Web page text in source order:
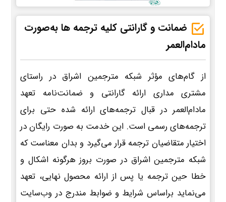
ضمانت و گارانتی کلیه ترجمه ها به‌صورت
مادام‌العمر
از گام‌های مؤثر شبکه مترجمین اشراق در راستای
مشتری مداری ارائه گارانتی و ضمانت‌نامه تعهد
مادام‌العمر در قبال ترجمه‌های ارائه شده حتی برای
ترجمه‌های رسمی است. این خدمت به صورت رایگان در
اختیار متقاضیان ترجمه قرار می‌گیرد و بدان معناست که
شبکه مترجمین اشراق در صورت بروز هرگونه اشکال و
خطا حین ترجمه یا پس از ارائه محصول نهایی، تعهد
می‌نماید براساس شرایط و ضوابط مندرج در وب‌سایت